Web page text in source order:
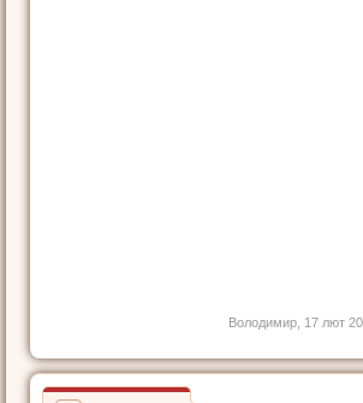
Володимир 17 лют